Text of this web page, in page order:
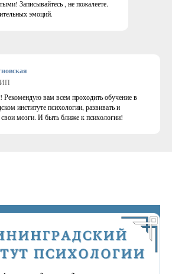
Записывайтесь , не пожалеете.
эмоций.
Рекомендую вам всем проходить обучение в
институте психологии, развивать и
свои мозги. И быть ближе к психологии!